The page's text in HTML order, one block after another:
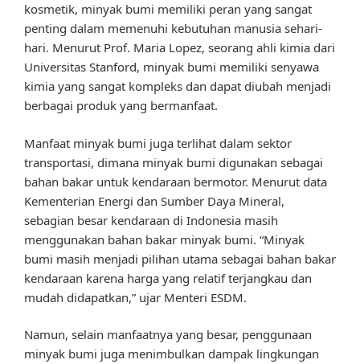
kosmetik, minyak bumi memiliki peran yang sangat
penting dalam memenuhi kebutuhan manusia sehari-
hari. Menurut Prof. Maria Lopez, seorang ahli kimia dari
Universitas Stanford, minyak bumi memiliki senyawa
kimia yang sangat kompleks dan dapat diubah menjadi
berbagai produk yang bermanfaat.
Manfaat minyak bumi juga terlihat dalam sektor
transportasi, dimana minyak bumi digunakan sebagai
bahan bakar untuk kendaraan bermotor. Menurut data
Kementerian Energi dan Sumber Daya Mineral,
sebagian besar kendaraan di Indonesia masih
menggunakan bahan bakar minyak bumi. “Minyak
bumi masih menjadi pilihan utama sebagai bahan bakar
kendaraan karena harga yang relatif terjangkau dan
mudah didapatkan,” ujar Menteri ESDM.
Namun, selain manfaatnya yang besar, penggunaan
minyak bumi juga menimbulkan dampak lingkungan